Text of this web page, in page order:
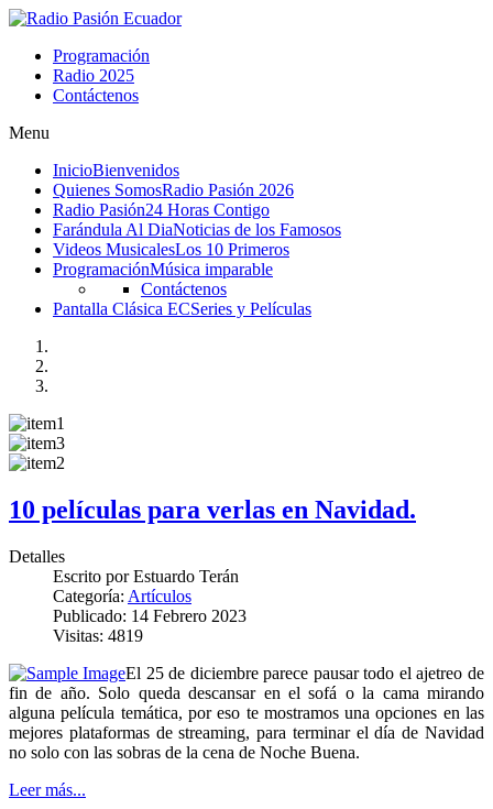
Programación
Radio 2025
Contáctenos
Menu
InicioBienvenidos
Quienes SomosRadio Pasión 2026
Radio Pasión24 Horas Contigo
Farándula Al DiaNoticias de los Famosos
Videos MusicalesLos 10 Primeros
ProgramaciónMúsica imparable
Contáctenos
Pantalla Clásica ECSeries y Películas
10 películas para verlas en Navidad.
Detalles
Escrito porEstuardo Terán
Categoría: Artículos
Publicado: 14 Febrero 2023
Visitas: 4819
El 25 de diciembre parece pausar todo el ajetreo de
fin de año. Solo queda descansar en el sofá o la cama mirando
alguna película temática, por eso te mostramos una opciones en las
mejores plataformas de streaming, para terminar el día de Navidad
no solo con las sobras de la cena de Noche Buena.
Leer más...